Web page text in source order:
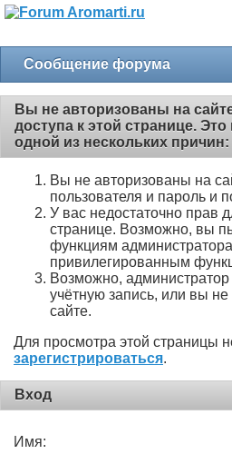
Сообщение форума
Вы не авторизованы на
доступа к этой странице.
одной из нескольких причин:
Вы не авторизованы на
пользователя и пароль и
У вас недостаточно прав
странице. Возможно, вы
функциям
привилегированным
Возможно,
учётную запись, или вы
сайте.
Для просмотра этой страницы
зарегистрироваться.
Вход
Имя: